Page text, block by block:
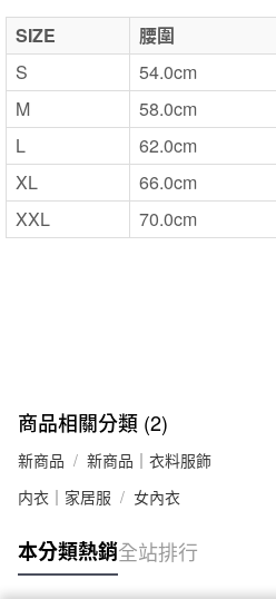
SIZE 腰圍
S
54.0cm
M
58.0cm
L
62.0cm
XL
66.0cm
XXL
70.0cm
商品相關分類 (2)
新商品
新商品｜衣料服飾
内衣｜家居服
女內衣
本分類熱銷全站排行